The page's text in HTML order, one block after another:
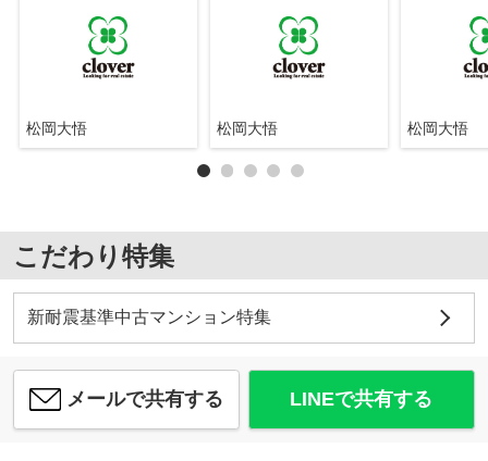
松岡大悟 松岡大悟 松岡大悟
こだわり特集
新耐震基準中古マンション特集
メールで共有する LINEで共有する